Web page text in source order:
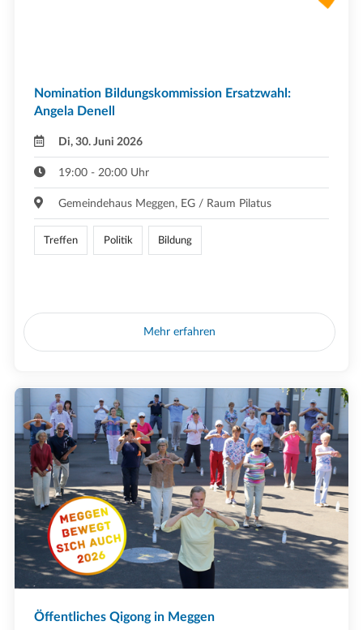
Nomination Bildungskommission Ersatzwahl:
Angela Denell
Di, 30. Juni 2026
19:00 - 20:00 Uhr
Gemeindehaus Meggen, EG / Raum Pilatus
Treffen Politik Bildung
Mehr erfahren
Öffentliches Qigong in Meggen